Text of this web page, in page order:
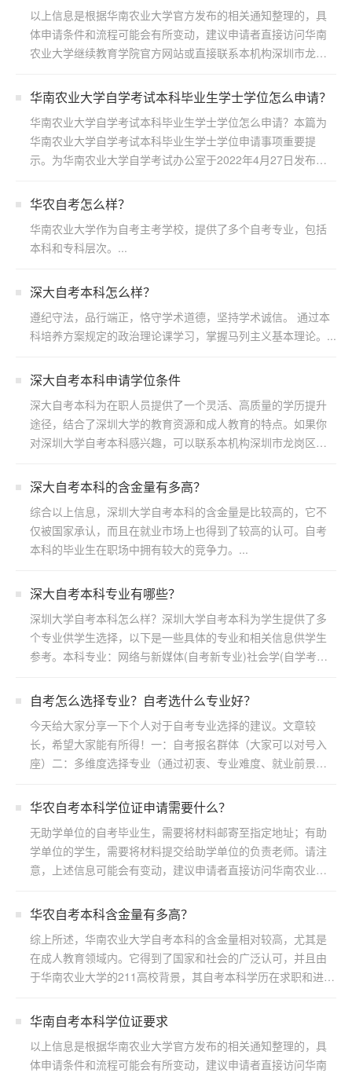
以上信息是根据华南农业大学官方发布的相关通知整理的，具
体申请条件和流程可能会有所变动，建议申请者直接访问华南
农业大学继续教育学院官方网站或直接联系本机构深圳市龙岗
华南农业大学自学考试本科毕业生学士学位怎么申请？
华南农业大学自学考试本科毕业生学士学位怎么申请？本篇为
华南农业大学自学考试本科毕业生学士学位申请事项重要提
示。为华南农业大学自学考试办公室于2022年4月27日发布，
华农自考怎么样？
华南农业大学作为自考主考学校，提供了多个自考专业，包括
本科和专科层次。...
深大自考本科怎么样？
遵纪守法，品行端正，恪守学术道德，坚持学术诚信。 通过本
科培养方案规定的政治理论课学习，掌握马列主义基本理论。...
深大自考本科申请学位条件
深大自考本科为在职人员提供了一个灵活、高质量的学历提升
途径，结合了深圳大学的教育资源和成人教育的特点。如果你
对深圳大学自考本科感兴趣，可以联系本机构深圳市龙岗区浩
​深大自考本科的含金量有多高？
综合以上信息，深圳大学自考本科的含金量是比较高的，它不
仅被国家承认，而且在就业市场上也得到了较高的认可。自考
本科的毕业生在职场中拥有较大的竞争力。...
深大自考本科专业有哪些？
深圳大学自考本科怎么样？深圳大学自考本科为学生提供了多
个专业供学生选择，以下是一些具体的专业和相关信息供学生
参考。本科专业：网络与新媒体(自考新专业)社会学(自学考
自考怎么选择专业？自考选什么专业好？
今天给大家分享一下个人对于自考专业选择的建议。文章较
长，希望大家能有所得！一：自考报名群体（大家可以对号入
座）二：多维度选择专业（通过初衷、专业难度、就业前景方
华农自考本科学位证申请需要什么？
无助学单位的自考毕业生，需要将材料邮寄至指定地址；有助
学单位的学生，需要将材料提交给助学单位的负责老师。请注
意，上述信息可能会有变动，建议申请者直接访问华南农业大
华农自考本科含金量有多高？
综上所述，华南农业大学自考本科的含金量相对较高，尤其是
在成人教育领域内。它得到了国家和社会的广泛认可，并且由
于华南农业大学的211高校背景，其自考本科学历在求职和进一
华南自考本科学位证要求
以上信息是根据华南农业大学官方发布的相关通知整理的，具
体申请条件和流程可能会有所变动，建议申请者直接访问华南